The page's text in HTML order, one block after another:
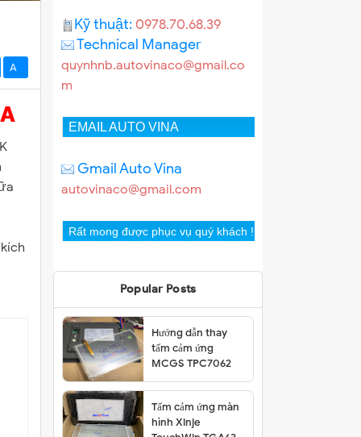
A-
Kỹ thuật: 0978.70.68.39
Technical Manager
quynhnb.autovinaco@gmail.co
m
EMAIL AUTO VINA
Gmail Auto Vina
autovinaco@gmail.com
Rất mong được phục vụ quý khách !
Popular Posts
Hướng dẫn thay
tấm cảm ứng
MCGS TPC7062
Tấm cảm ứng màn
hình Xinje